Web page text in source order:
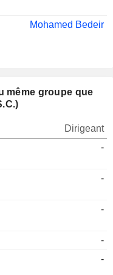
Mohamed Bedeir
même groupe que
Dirigeant
-
-
-
-
-